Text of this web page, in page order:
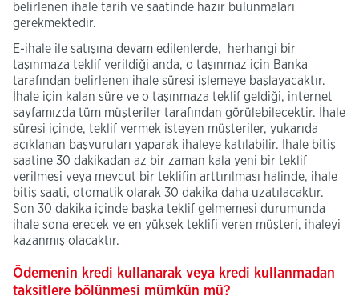
belirlenen ihale tarih ve saatinde hazır bulunmaları
gerekmektedir.
E-ihale ile satışına devam edilenlerde, herhangi bir
taşınmaza teklif verildiği anda, o taşınmaz için Banka
tarafından belirlenen ihale süresi işlemeye başlayacaktır.
İhale için kalan süre ve o taşınmaza teklif geldiği, internet
sayfamızda tüm müşteriler tarafından görülebilecektir. İhale
süresi içinde, teklif vermek isteyen müşteriler, yukarıda
açıklanan başvuruları yaparak ihaleye katılabilir. İhale bitiş
saatine 30 dakikadan az bir zaman kala yeni bir teklif
verilmesi veya mevcut bir teklifin arttırılması halinde, ihale
bitiş saati, otomatik olarak 30 dakika daha uzatılacaktır.
Son 30 dakika içinde başka teklif gelmemesi durumunda
ihale sona erecek ve en yüksek teklifi veren müşteri, ihaleyi
kazanmış olacaktır.
Ödemenin kredi kullanarak veya kredi kullanmadan
taksitlere bölünmesi mümkün mü?